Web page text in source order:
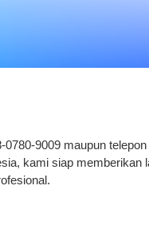
9009 maupun
kami siap